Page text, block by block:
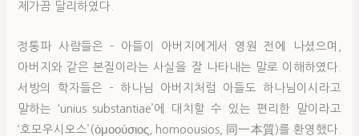
제가끔 달리하였다.
정통파 사람들은 – 아들이 아버지에게서 영원 전에 나셨으며,
아버지와 같은 본질이라는 사실을 잘 나타내는 말로 이해하였다.
서방의 학자들은 – 하나님 아버지처럼 아들도 하나님이시라고
말하는 ‘unius substantiae’에 대치할 수 있는 편리한 말이라고
‘호모우시오스’(ὁμοούσιος, homoousios, 同一本質)를 환영했다.